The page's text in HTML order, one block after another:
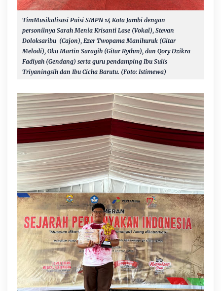
TimMusikalisasi Puisi SMPN 14 Kota Jambi dengan
personilnya Sarah Menia Krisanti Lase (Vokal), Stevan
Doloksaribu (Cajon), Ezer Twopama Manihuruk (Gitar
Melodi), Oku Martin Saragih (Gitar Rythm), dan Qory Dzikra
Fadiyah (Gendang) serta guru pendamping Ibu Sulis
Triyaningsih dan Ibu Cicha Barutu. (Foto: Istimewa)